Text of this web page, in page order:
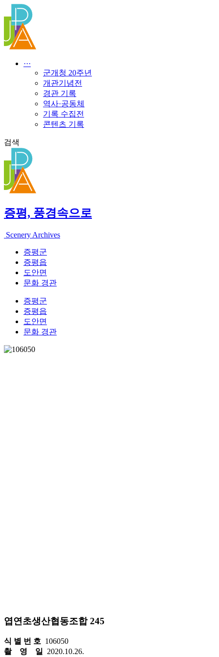
텐
로
건
···
군개청 20주년
개관기념전
경관 기록
역사·공동체
기록 수집전
콘텐츠 기록
검색
증평, 풍경속으로
Scenery Archives
증평군
증평읍
도안면
문화 경관
증평군
증평읍
도안면
문화 경관
엽연초생산협동조합 245
식 별 번 호 106050
촬 영 일
2020.10.26.